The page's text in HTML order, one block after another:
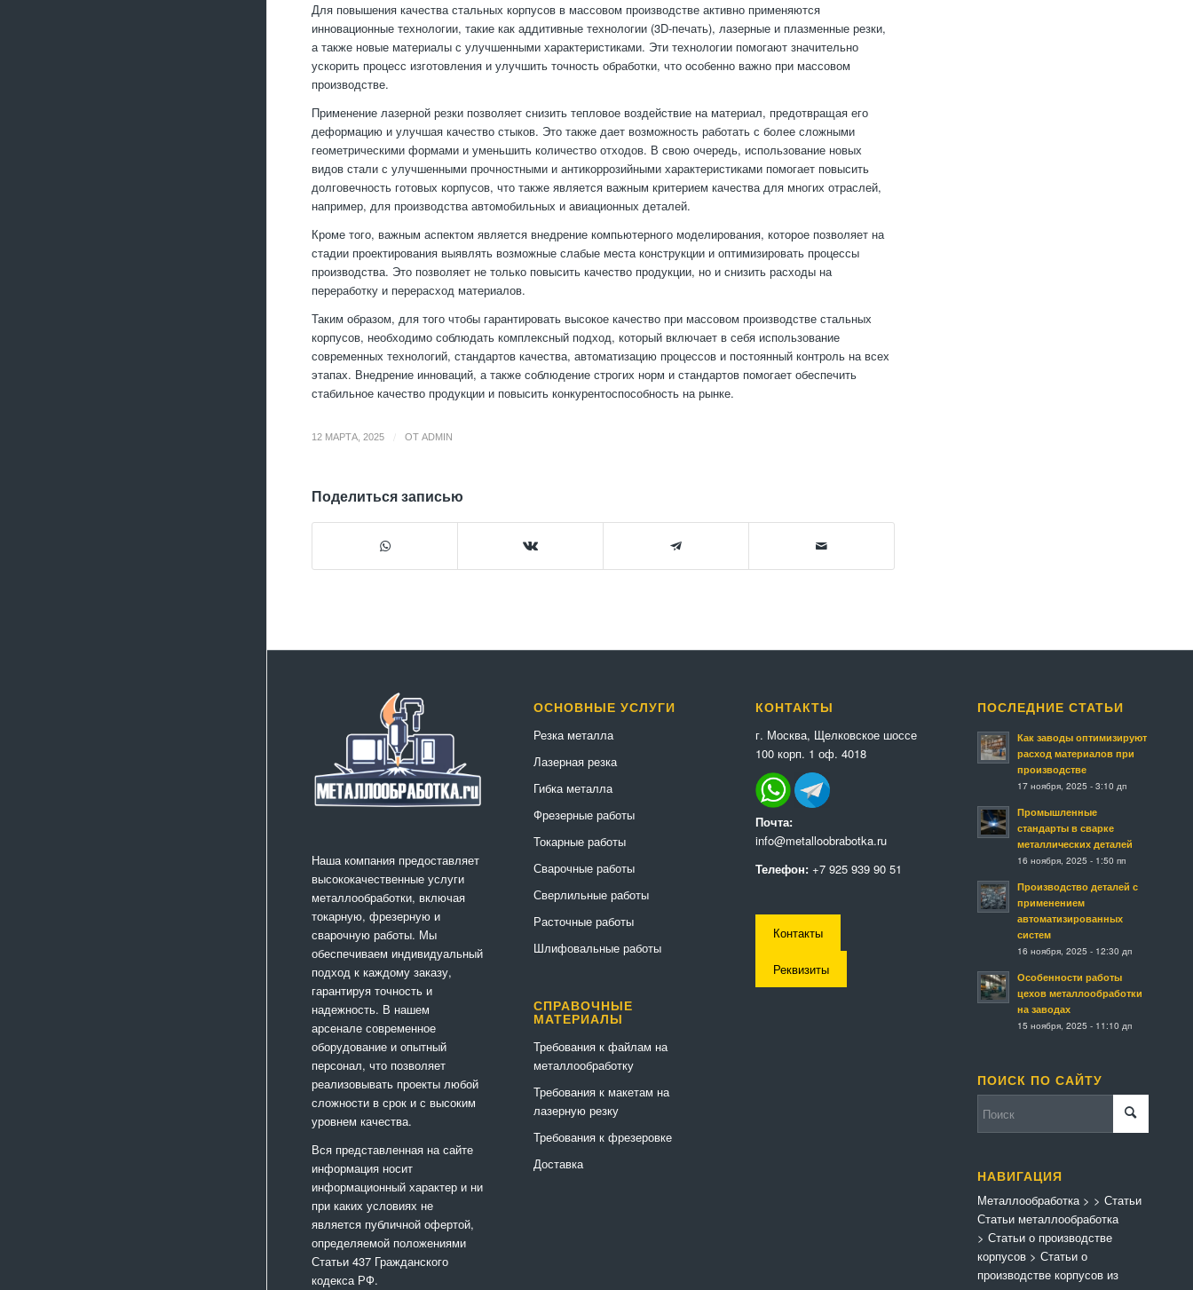
Для повышения качества стальных корпусов в массовом производстве активно применяются
инновационные технологии, такие как аддитивные технологии (3D-печать), лазерные и плазменные резки,
а также новые материалы с улучшенными характеристиками. Эти технологии помогают значительно
ускорить процесс изготовления и улучшить точность обработки, что особенно важно при массовом
производстве.
Применение лазерной резки позволяет снизить тепловое воздействие на материал, предотвращая его
деформацию и улучшая качество стыков. Это также дает возможность работать с более сложными
геометрическими формами и уменьшить количество отходов. В свою очередь, использование новых
видов стали с улучшенными прочностными и антикоррозийными характеристиками помогает повысить
долговечность готовых корпусов, что также является важным критерием качества для многих отраслей,
например, для производства автомобильных и авиационных деталей.
Кроме того, важным аспектом является внедрение компьютерного моделирования, которое позволяет на
стадии проектирования выявлять возможные слабые места конструкции и оптимизировать процессы
производства. Это позволяет не только повысить качество продукции, но и снизить расходы на
переработку и перерасход материалов.
Таким образом, для того чтобы гарантировать высокое качество при массовом производстве стальных
корпусов, необходимо соблюдать комплексный подход, который включает в себя использование
современных технологий, стандартов качества, автоматизацию процессов и постоянный контроль на всех
этапах. Внедрение инноваций, а также соблюдение строгих норм и стандартов помогает обеспечить
стабильное качество продукции и повысить конкурентоспособность на рынке.
12 МАРТА, 2025 ОТ ADMIN
Поделиться записью
Наша компания предоставляет
высококачественные услуги
металлообработки, включая
токарную, фрезерную и
сварочную работы. Мы
обеспечиваем индивидуальный
подход к каждому заказу,
гарантируя точность и
надежность. В нашем
арсенале современное
оборудование и опытный
персонал, что позволяет
реализовывать проекты любой
сложности в срок и с высоким
уровнем качества.
Вся представленная на сайте
информация носит
информационный характер и ни
при каких условиях не
является публичной офертой,
определяемой положениями
Статьи 437 Гражданского
кодекса РФ.
ОСНОВНЫЕ УСЛУГИ
Резка металла
Лазерная резка
Гибка металла
Фрезерные работы
Токарные работы
Сварочные работы
Сверлильные работы
Расточные работы
Шлифовальные работы
СПРАВОЧНЫЕ
МАТЕРИАЛЫ
Требования к файлам на
металлообработку
Требования к макетам на
лазерную резку
Требования к фрезеровке
Доставка
КОНТАКТЫ
г. Москва, Щелковское шоссе
100 корп. 1 оф. 4018
Почта:
info@metalloobrabotka.ru
Телефон: +7 925 939 90 51
Контакты
Реквизиты
ПОСЛЕДНИЕ СТАТЬИ
Как заводы оптимизируют
расход материалов при
производстве
17 ноября, 2025 - 3:10 дп
Промышленные
стандарты в сварке
металлических деталей
16 ноября, 2025 - 1:50 пп
Производство деталей с
применением
автоматизированных
систем
16 ноября, 2025 - 12:30 дп
Особенности работы
цехов металлообработки
на заводах
15 ноября, 2025 - 11:10 дп
ПОИСК ПО САЙТУ
НАВИГАЦИЯ
Металлообработка>
Статьи металлообработка
> Статьи
> Статьи о производстве
корпусов> Статьи о
производстве корпусов из